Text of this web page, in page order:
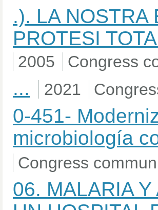
.). LA NOSTRA
PROTESI
2005 Congress
... 2021
0-451-
microbiología
Congress
06. MALARIA